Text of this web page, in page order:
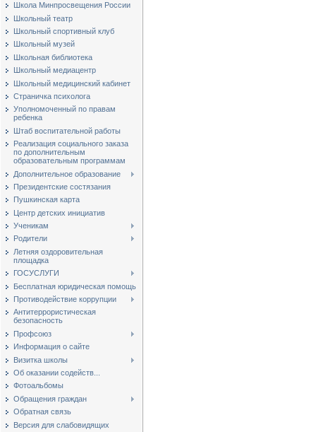
Школа Минпросвещения России
Школьный театр
Школьный спортивный клуб
Школьный музей
Школьная библиотека
Школьный медиацентр
Школьный медицинский кабинет
Страничка психолога
Уполномоченный по правам
ребенка
Штаб воспитательной работы
Реализация социального заказа
по дополнительным
образовательным программам
Дополнительное образование
Президентские состязания
Пушкинская карта
Центр детских инициатив
Ученикам
Родители
Летняя оздоровительная
площадка
ГОСУСЛУГИ
Бесплатная юридическая помощь
Противодействие коррупции
Антитеррористическая
безопасность
Профсоюз
Информация о сайте
Визитка школы
Об оказании содейств...
Фотоальбомы
Обращения граждан
Обратная связь
Версия для слабовидящих